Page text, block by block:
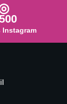
Instagram